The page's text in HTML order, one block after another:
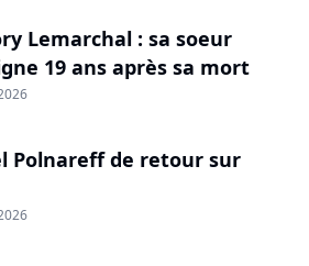
Lemarchal : sa soeur
19 ans après sa mort
Polnareff de retour sur